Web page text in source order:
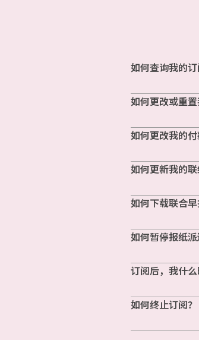
如何查询我的
如何更改或重置
如何更改我的
如何更新我的联
如何下载联合早
如何暂停报纸派
订阅后，我什
如何终止订阅？